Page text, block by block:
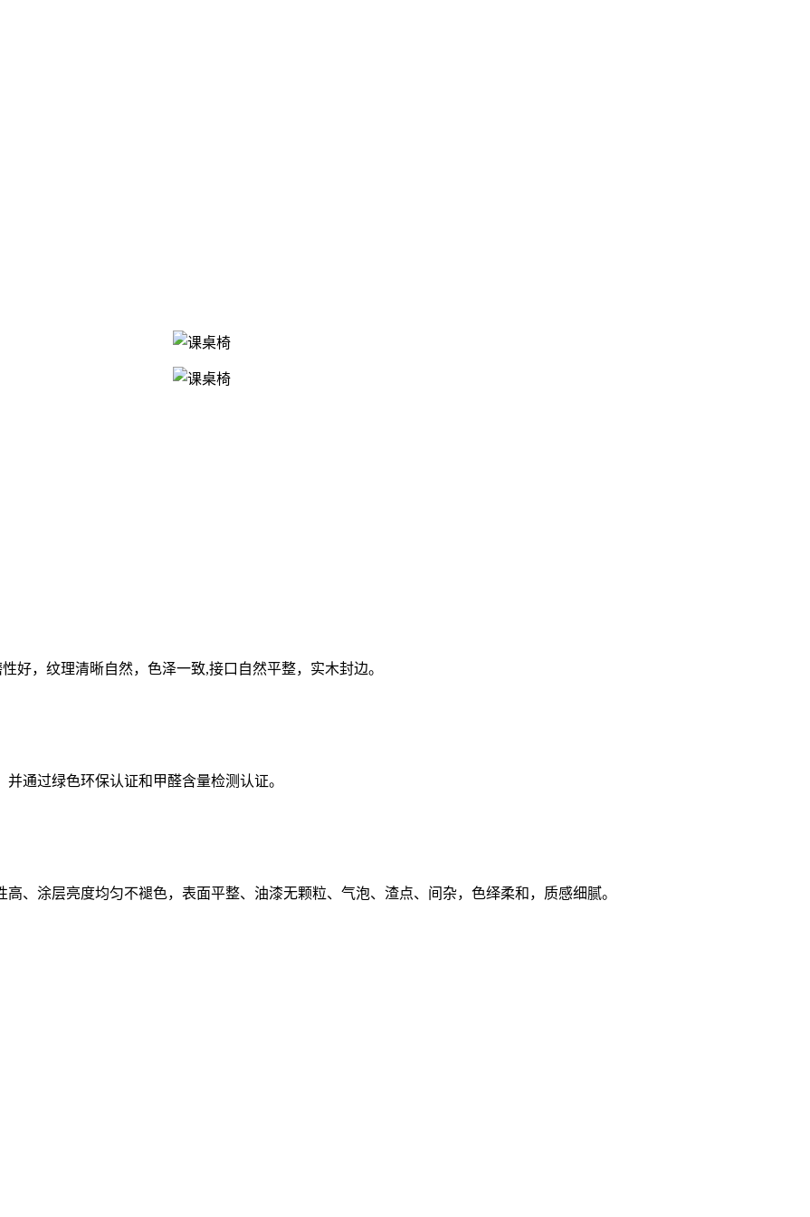
好，纹理清晰自然，色泽一致,接口自然平整，实木封边。
通过绿色环保认证和甲醛含量检测认证。
、涂层亮度均匀不褪色，表面平整、油漆无颗粒、气泡、渣点、间杂，色绎柔和，质感细腻。